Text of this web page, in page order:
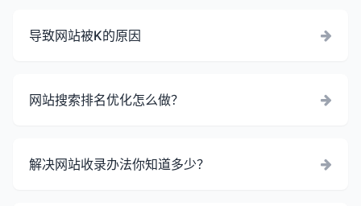
导致网站被K的原因
网站搜索排名优化怎么做？
解决网站收录办法你知道多少？